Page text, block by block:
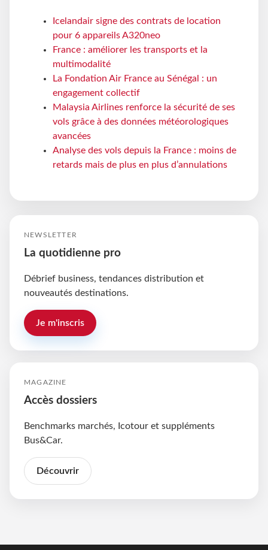
Icelandair signe des contrats de location
pour 6 appareils A320neo
France : améliorer les transports et la
multimodalité
La Fondation Air France au Sénégal : un
engagement collectif
Malaysia Airlines renforce la sécurité de ses
vols grâce à des données météorologiques
avancées
Analyse des vols depuis la France : moins de
retards mais de plus en plus d’annulations
NEWSLETTER
La quotidienne pro
Débrief business, tendances distribution et
nouveautés destinations.
Je m'inscris
MAGAZINE
Accès dossiers
Benchmarks marchés, Icotour et suppléments
Bus&Car.
Découvrir